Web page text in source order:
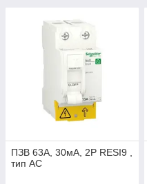
ПЗВ 63A, 30мA, 2P RESI9 ,
тип АС